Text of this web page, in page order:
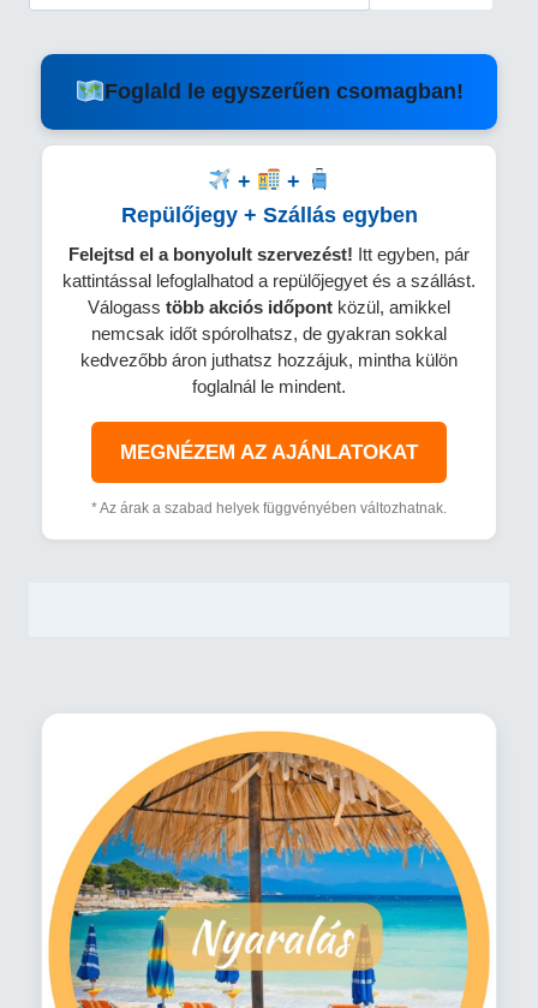
Foglald le egyszerűen csomagban!
+
+
Repülőjegy + Szállás egyben
Felejtsd el a bonyolult szervezést! Itt egyben, pár
kattintással lefoglalhatod a repülőjegyet és a szállást.
Válogass több akciós időpont közül, amikkel
nemcsak időt spórolhatsz, de gyakran sokkal
kedvezőbb áron juthatsz hozzájuk, mintha külön
foglalnál le mindent.
MEGNÉZEM AZ AJÁNLATOKAT
* Az árak a szabad helyek függvényében változhatnak.